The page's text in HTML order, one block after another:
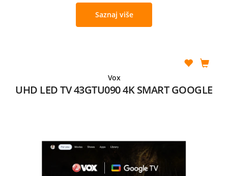
Saznaj više
Vox
UHD LED TV 43GTU090 4K SMART GOOGLE